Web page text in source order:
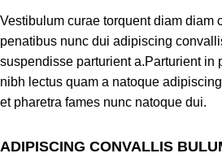
Vestibulum curae torquent diam diam
penatibus nunc dui adipiscing
suspendisse parturient a.Parturient in
nibh lectus quam a natoque
et pharetra fames nunc natoque dui.
ADIPISCING CONVALLIS